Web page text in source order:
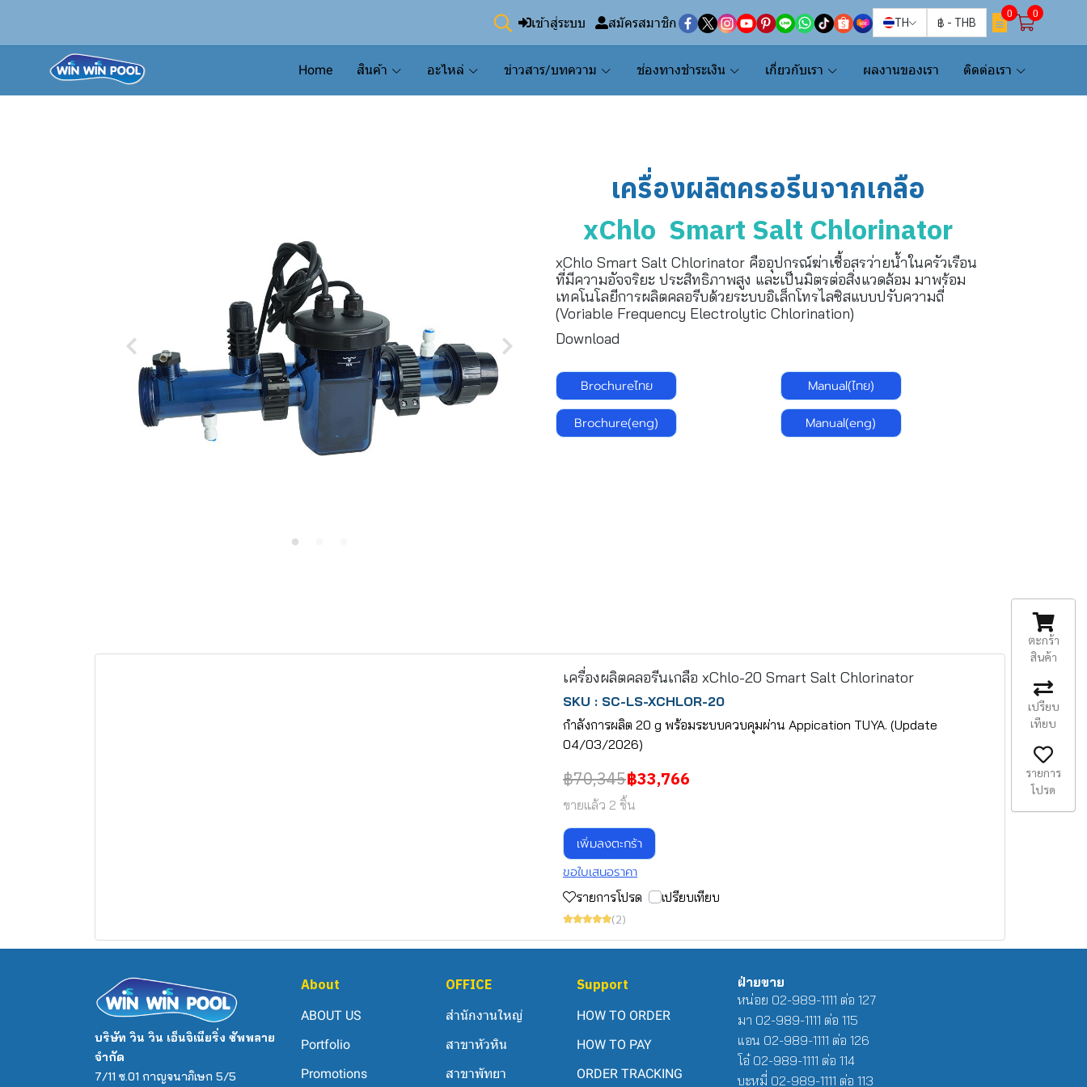
เข้าสู่ระบบ สมัครสมาชิก TH ฿ - THB
0 0
Home สินค้า อะไหล่ ข่าวสาร/บทความ ช่องทางชำระเงิน เกี่ยวกับเรา ผลงานของเรา ติดต่อเรา
เครื่องผลิตครอรีนจากเกลือ
xChlo Smart Salt Chlorinator
xChlo Smart Salt Chlorinator คืออุปกรณ์ฆ่าเชื้อสรว่ายน้ำในครัวเรือน
ที่มีความอัจจริยะ ประสิทธิภาพสูง และเป็นมิตรต่อสิ่งแวดล้อม มาพร้อม
เทคโนโลยีการผลิตคลอรีบด้วยระบบอิเล็กโทรไลซิสแบบปรับความถี่
(Voriable Frequency Electrolytic Chlorination)
Download
Brochureไทย
Brochure(eng)
Manual(ไทย)
Manual(eng)
เครื่องผลิตคลอรีนเกลือ xChlo-20 Smart Salt Chlorinator
SKU : SC-LS-XCHLOR-20
กำลังการผลิต 20 g พร้อมระบบควบคุมผ่าน Appication TUYA. (Update
04/03/2026)
฿70,345฿33,766
ขายแล้ว 2 ชิ้น
เพิ่มลงตะกร้า
ขอใบเสนอราคา
รายการโปรด เปรียบเทียบ
(2)
บริษัท วิน วิน เอ็นจิเนียริ่ง ซัพพลาย
จำกัด
7/11 ซ.01 กาญจนาภิเษก 5/5
About
ABOUT US
Portfolio
Promotions
OFFICE
สำนักงานใหญ่
สาขาหัวหิน
สาขาพัทยา
Support
HOW TO ORDER
HOW TO PAY
ORDER TRACKING
ฝ่ายขาย
หน่อย 02-989-1111 ต่อ 127
มา 02-989-1111 ต่อ 115
แอน 02-989-1111 ต่อ 126
โอ๋ 02-989-1111 ต่อ 114
บะหมี่ 02-989-1111 ต่อ 113
ตะกร้า
สินค้า
เปรียบ
เทียบ
รายการ
โปรด